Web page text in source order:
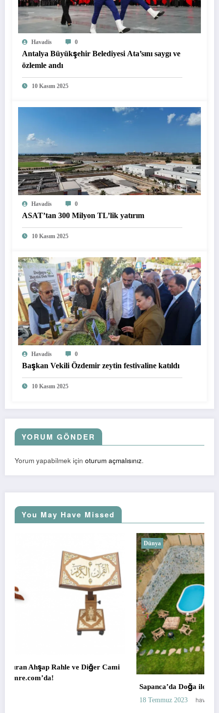
Havadis 0
Antalya Büyükşehir Belediyesi Ata’sını saygı ve
özlemle andı
10 Kasım 2025
Havadis 0
ASAT’tan 300 Milyon TL’lik yatırım
10 Kasım 2025
Havadis 0
Başkan Vekili Özdemir zeytin festivaline katıldı
10 Kasım 2025
YORUM GÖNDER
Yorum yapabilmek için oturum açmalısınız.
You May Have Missed
Sapanca’da Doğa ile İç İçe Bir Tatil: Bungalov Kirala